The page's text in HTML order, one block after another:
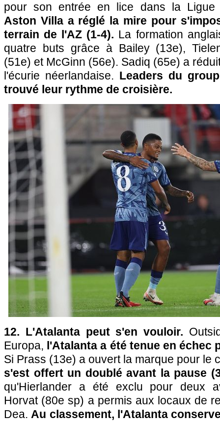
pour son entrée en lice dans la Ligue
Aston Villa a réglé la mire pour
terrain de l'AZ (1-4). La formation
quatre buts grâce à Bailey (13e),
(51e) et McGinn (56e). Sadiq (65e) a
l'écurie néerlandaise. Leaders du
trouvé leur rythme de croisière.
12. L'Atalanta peut s'en vouloir.
Europa, l'Atalanta a été tenue en échec
Si Prass (13e) a ouvert la marque pour le
s'est offert un doublé avant la pause
qu'Hierlander a été exclu pour deux
Horvat (80e sp) a permis aux locaux de
Dea. Au classement, l'Atalanta